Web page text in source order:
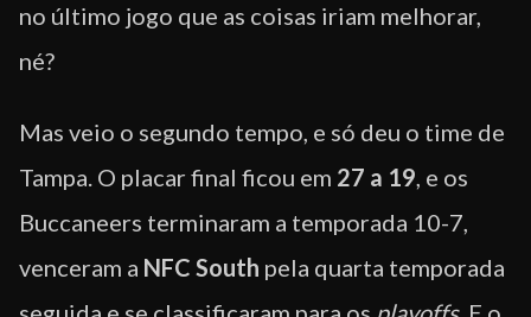
no último jogo que as coisas iriam melhorar,
né?
Mas veio o segundo tempo, e só deu o time de
Tampa. O placar final ficou em 27 a 19, e os
Buccaneers terminaram a temporada 10-7,
venceram a NFC South pela quarta temporada